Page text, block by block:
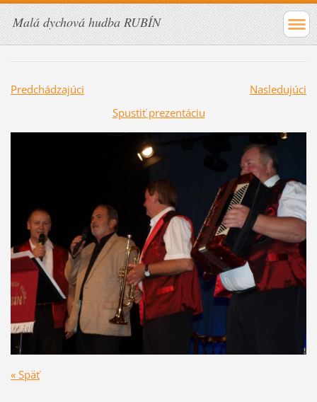
Malá dychová hudba RUBÍN
Predchádzajúci
Nasledujúci
Spustiť prezentáciu
« Späť